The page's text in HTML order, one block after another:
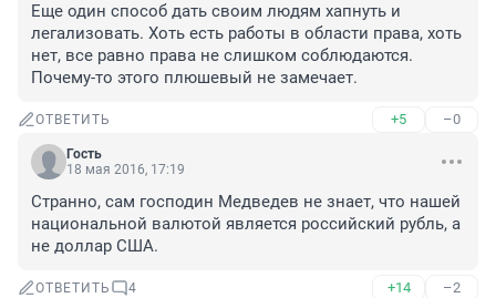
Еще один способ дать своим людям хапнуть и
легализовать. Хоть есть работы в области права, хоть
нет, все равно права не слишком соблюдаются.
Почему-то этого плюшевый не замечает.
ОТВЕТИТЬ +5 –0
Гость
18 мая 2016, 17:19
Странно, сам господин Медведев не знает, что нашей
национальной валютой является российский рубль, а
не доллар США.
ОТВЕТИТЬ 4 +14 –2